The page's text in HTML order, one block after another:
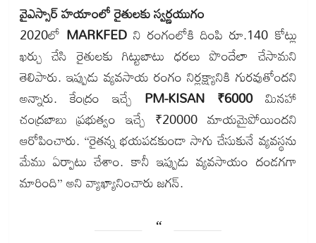
వైఎస్సార్ హయాంలో రైతులకు స్వర్ణయుగం
2020లో MARKFEDని రంగంలోకి దింపి రూ.140 కోట్లు
ఖర్చు చేసి రైతులకు గిట్టుబాటు ధరలు పొందేలా చేసామని
తెలిపారు. ఇప్పుడు వ్యవసాయ రంగం నిర్లక్ష్యానికి గురవుతోందని
అన్నారు. కేంద్రం ఇచ్చే PM-KISAN ₹6000మినహా
చంద్రబాబు ప్రభుత్వం ఇచ్చే ₹20000 మాయమైపోయిందని
ఆరోపించారు. “రైతన్న భయపడకుండా సాగు చేసుకునే వ్యవస్థను
మేము ఏర్పాటు చేశాం. కానీ ఇప్పుడు వ్యవసాయం దండగగా
మారింది” అని వ్యాఖ్యానించారు జగన్.